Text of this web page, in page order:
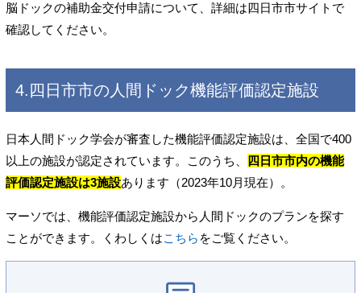
脳ドックの補助金交付申請について、詳細は四日市市サイトで
確認してください。
4.四日市市の人間ドック機能評価認定施設
日本人間ドック学会が審査した機能評価認定施設は、全国で400
以上の施設が認定されています。このうち、
四日市市内の機能
評価認定施設は3施設あります（2023年10月現在）。
マーソでは、機能評価認定施設から人間ドックのプランを探す
ことができます。くわしくはこちら をご覧ください。